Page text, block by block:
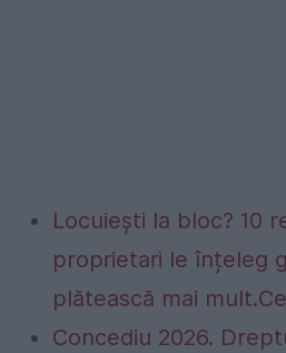
Locuiești la bloc? 10
proprietari le înțeleg
plătească mai
Concediu 2026.